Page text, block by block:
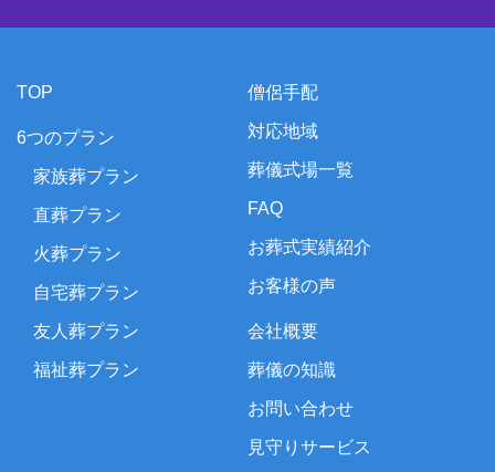
TOP
6つのプラン
家族葬プラン
直葬プラン
火葬プラン
自宅葬プラン
友人葬プラン
福祉葬プラン
僧侶手配
対応地域
葬儀式場一覧
FAQ
お葬式実績紹介
お客様の声
会社概要
葬儀の知識
お問い合わせ
見守りサービス